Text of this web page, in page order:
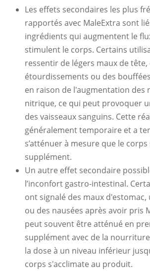
Les effets secondaires les plus
rapportés avec MaleExtra sont
ingrédients qui augmentent le
stimulent le corps. Certains
ressentir de légers maux de tête,
étourdissements ou des
en raison de l'augmentation des
nitrique, ce qui peut provoquer
des vaisseaux sanguins. Cette
généralement temporaire et a
s’atténuer à mesure que le corps
supplément.
Un autre effet secondaire
l’inconfort gastro-intestinal.
ont signalé des maux
ou des nausées après avoir pris
peut souvent être atténué en
supplément avec de la
la dose à un niveau inférieur
corps s'acclimate au produit.